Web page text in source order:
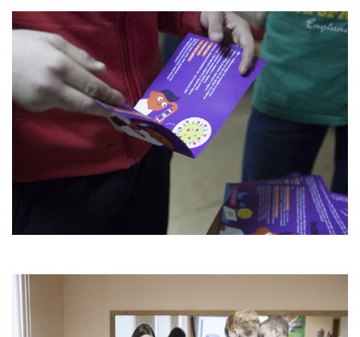
"Территория успеха" (2 часть)
16.03.2022 Большая психологическая игра
"Территория успеха"
06.03.2022 Масленица на территории парка
"Утиное озеро"
03.03.2022 Масленица в клубе Бригантина
27.02.2022 Мальчишник - 2022
22.02.2022 Проект "Цифровая культура". Дагестан
27.01.2022 Большая психологическаяигра "Мир
25.01.2022 Проект "Цифровая культура".
Бошкортостан
в парке "Утиное озеро"
Талантливая молодежь 2021
26.11.2021 Лаборатория профессий. Часть 2